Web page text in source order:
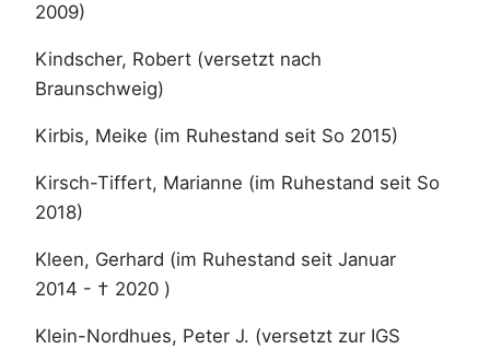
2009)
Kindscher, Robert (versetzt nach
Braunschweig)
Kirbis, Meike (im Ruhestand seit So 2015)
Kirsch-Tiffert, Marianne (im Ruhestand seit So
2018)
Kleen, Gerhard (im Ruhestand seit Januar
2014 - † 2020 )
Klein-Nordhues, Peter J. (versetzt zur IGS